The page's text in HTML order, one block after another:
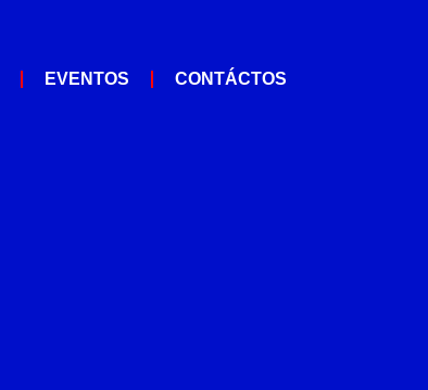
EVENTOS CONTÁCTOS